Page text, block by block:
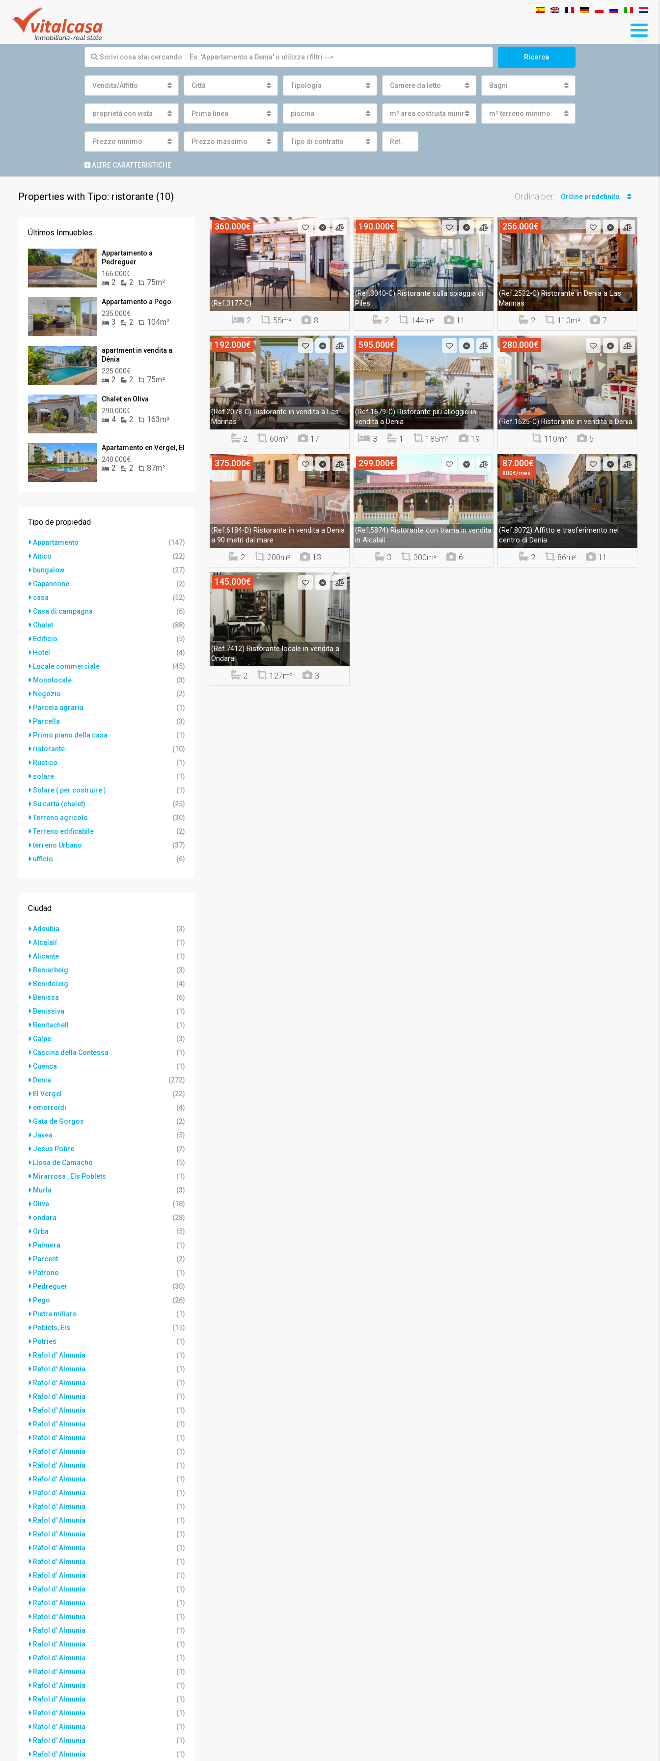
Ricerca
Vendita/Affitto Città Tipologia Camere da letto Bagni
proprietà con vista Prima linea piscina m² area costruita minima m² terreno minimo
Prezzo minimo Prezzo massimo Tipo di contratto
ALTRE CARATTERISTICHE
Properties with Tipo: ristorante (10) Ordina per: Ordine predefinito
360.000€
(Ref.3177-C)
2 55m² 8
190.000€
(Ref.3040-C)Ristorante sulla spiaggia di
Piles
2 144m² 11
256.000€
(Ref.2532-C)Ristorante in Denia a Las
Marinas
2 110m² 7
192.000€
(Ref.2078-C)Ristorante in vendita a Las
Marinas
2 60m² 17
595.000€
(Ref.1679-C)Ristorante più alloggio in
vendita a Denia
3 1 185m² 19
280.000€
(Ref.1625-C) Ristorante in vendita a Denia
110m² 5
375.000€
(Ref.6184-D) Ristorante in vendita a Denia
a 90 metri dal mare
2 200m² 13
299.000€
(Ref.5874)Ristorante con trama in vendita
in Alcalalí
3 300m² 6
87.000€
800€/mes
(Ref.8072) Affitto e trasferimento nel
centro di Denia
2 86m² 11
145.000€
(Ref.7412) Ristorante locale in vendita a
Ondara
2 127m² 3
Últimos Inmuebles
Appartamento a
Pedreguer
166.000€
2 2 75m²
Appartamento a Pego
235.000€
3 2 104m²
apartment in vendita a
Dénia
225.000€
2 2 75m²
Chalet en Oliva
290.000€
4 2 163m²
Apartamento en Vergel, El
240.000€
2 2 87m²
Tipo de propiedad
Appartamento
(147)
Attico
(22)
bungalow
(27)
Capannone
(2)
casa
(52)
Casa di campagna
(6)
Chalet
(88)
Edificio
(5)
Hotel
(4)
Locale commerciale
(45)
Monolocale
(3)
Negozio
(2)
Parcela agraria
(1)
Parcella
(3)
Primo piano della casa
(1)
ristorante
(10)
Rustico
(1)
solare
(1)
Solare ( per costruire )
(1)
Su carta (chalet)
(25)
Terreno agricolo
(30)
Terreno edificabile
(2)
terreno Urbano
(37)
ufficio
(6)
Ciudad
Adsubia
(3)
Alcalalí
(1)
Alicante
(1)
Beniarbeig
(3)
Benidoleig
(4)
Benissa
(6)
Benissiva
(1)
Benitachell
(1)
Calpe
(3)
Cascina della Contessa
(1)
Cuenca
(1)
Denia
(272)
El Vergel
(22)
emorroidi
(4)
Gata de Gorgos
(2)
Javea
(5)
Jesus Pobre
(2)
Llosa de Camacho
(5)
Mirarrosa , Els Poblets
(1)
Murla
(3)
Oliva
(18)
ondara
(28)
Orba
(5)
Palmera
(1)
Parcent
(2)
Patrono
(1)
Pedreguer
(30)
Pego
(26)
Pietra miliare
(1)
Poblets, Els
(15)
Potries
(1)
Rafol d' Almunia
(1)
Rafol d' Almunia
(1)
Rafol d' Almunia
(1)
Rafol d' Almunia
(1)
Rafol d' Almunia
(1)
Rafol d' Almunia
(1)
Rafol d' Almunia
(1)
Rafol d' Almunia
(1)
Rafol d' Almunia
(1)
Rafol d' Almunia
(1)
Rafol d' Almunia
(1)
Rafol d' Almunia
(1)
Rafol d' Almunia
(1)
Rafol d' Almunia
(1)
Rafol d' Almunia
(1)
Rafol d' Almunia
(1)
Rafol d' Almunia
(1)
Rafol d' Almunia
(1)
Rafol d' Almunia
(1)
Rafol d' Almunia
(1)
Rafol d' Almunia
(1)
Rafol d' Almunia
(1)
Rafol d' Almunia
(1)
Rafol d' Almunia
(1)
Rafol d' Almunia
(1)
Rafol d' Almunia
(1)
Rafol d' Almunia
(1)
Rafol d' Almunia
(1)
Rafol d' Almunia
(1)
Rafol d' Almunia
(1)